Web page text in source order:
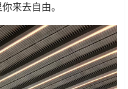
来去自由。